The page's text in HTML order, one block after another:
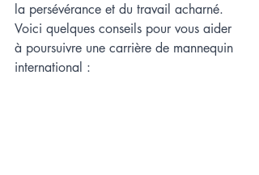
la persévérance et du travail acharné.
Voici quelques conseils pour vous aider
à poursuivre une carrière de mannequin
international :